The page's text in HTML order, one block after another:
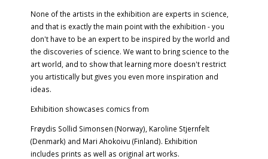
None of the artists in the exhibition are experts in science,
and that is exactly the main point with the exhibition - you
don't have to be an expert to be inspired by the world and
the discoveries of science. We want to bring science to the
art world, and to show that learning more doesn't restrict
you artistically but gives you even more inspiration and
ideas.
Exhibition showcases comics from
Frøydis Sollid Simonsen (Norway), Karoline Stjernfelt
(Denmark) and Mari Ahokoivu (Finland). Exhibition
includes prints as well as original art works.